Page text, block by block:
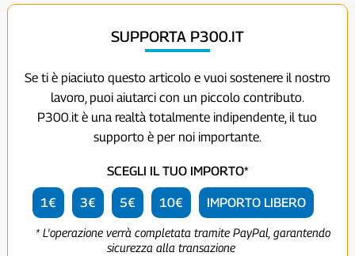
SUPPORTA P300.IT
Se ti è piaciuto questo articolo e vuoi sostenere il nostro
lavoro, puoi aiutarci con un piccolo contributo.
P300.it è una realtà totalmente indipendente, il tuo
supporto è per noi importante.
SCEGLI IL TUO IMPORTO*
1€ 3€ 5€ 10€ IMPORTO LIBERO
* L'operazione verrà completata tramite PayPal, garantendo
sicurezza alla transazione